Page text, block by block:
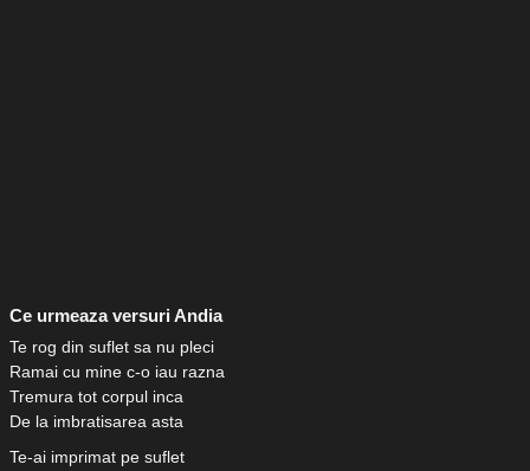
Ce urmeaza versuri Andia
Te rog din suflet sa nu pleci
Ramai cu mine c-o iau razna
Tremura tot corpul inca
De la imbratisarea asta
Te-ai imprimat pe suflet